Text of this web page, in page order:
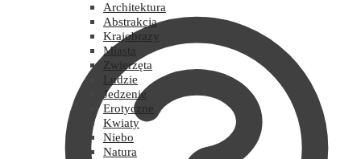
Architektura
Abstrakcja
Krajobrazy
Miasta
Zwierzęta
Ludzie
Jedzenie
Erotyczne
Kwiaty
Niebo
Natura